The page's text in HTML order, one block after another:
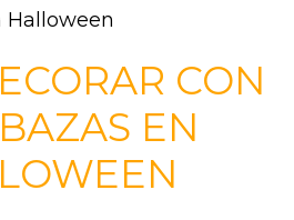
Halloween
CON
EN